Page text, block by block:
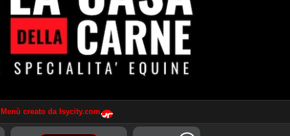
Menù creato da Isycity.com